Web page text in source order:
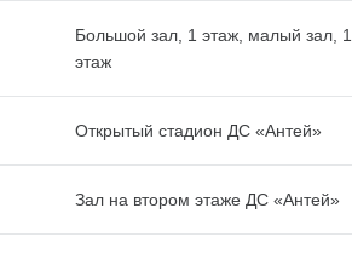
Большой зал, 1 этаж, малый зал, 1
этаж
Открытый стадион ДС «Антей»
Зал на втором этаже ДС «Антей»